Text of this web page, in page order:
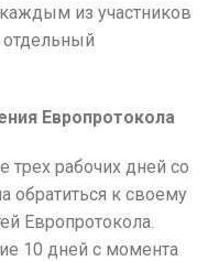
из участников
Европротокола
трех рабочих дней со
обратиться к своему
Европротокола.
10 дней с момента